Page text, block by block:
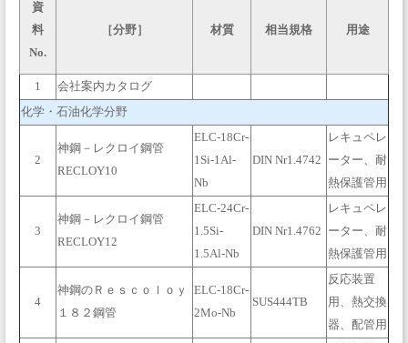
資
料
No.
［分野］ 材質 相当規格 用途
1
会社案内カタログ
化学・石油化学分野
2
神鋼－レクロイ鋼管
RECLOY10
ELC-18Cr-
1Si-1Al-
Nb
DIN Nr1.4742
レキュペレ
ーター、耐
熱保護管用
3
神鋼－レクロイ鋼管
RECLOY12
ELC-24Cr-
1.5Si-
1.5Al-Nb
DIN Nr1.4762
レキュペレ
ーター、耐
熱保護管用
4
神鋼のＲｅｓｃｏｌｏｙ
１８２鋼管
ELC-18Cr-
2Mo-Nb
SUS444TB
反応装置
用、熱交換
器、配管用